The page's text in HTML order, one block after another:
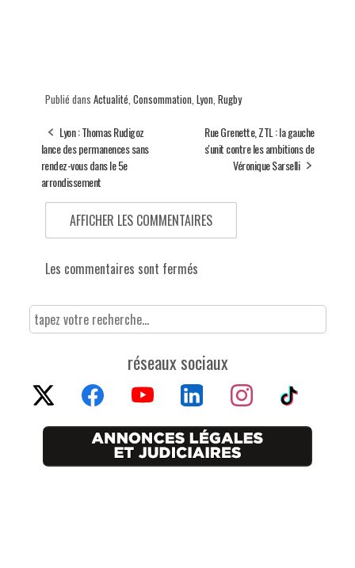
Publié dans Actualité, Consommation, Lyon, Rugby
Lyon : Thomas Rudigoz
lance des permanences sans
rendez-vous dans le 5e
arrondissement
Rue Grenette, ZTL : la gauche
s'unit contre les ambitions de
Véronique Sarselli
AFFICHER LES COMMENTAIRES
Les commentaires sont fermés
réseaux sociaux